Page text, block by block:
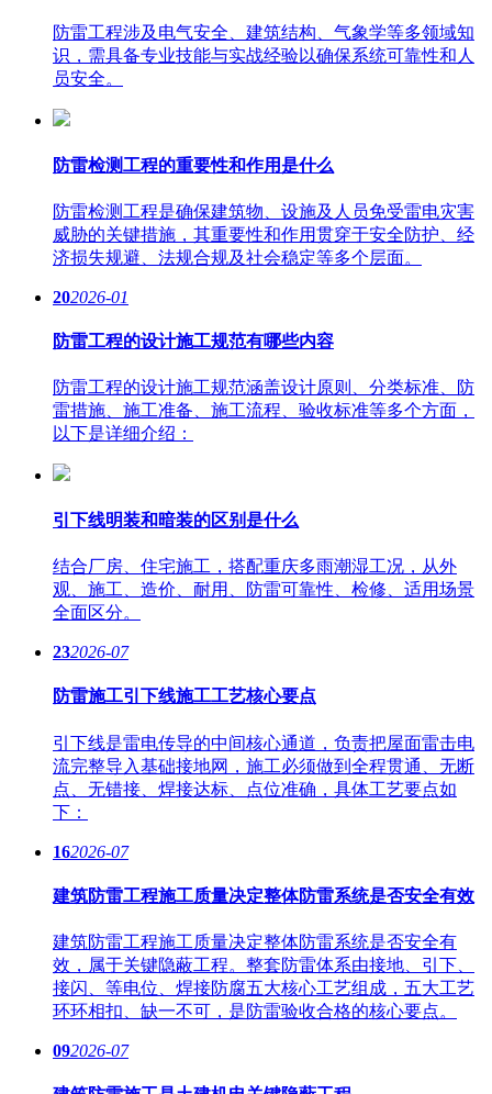
防雷工程涉及电气安全、建筑结构、气象学等多领域知
识，需具备专业技能与实战经验以确保系统可靠性和人
员安全。
防雷检测工程的重要性和作用是什么
防雷检测工程是确保建筑物、设施及人员免受雷电灾害
威胁的关键措施，其重要性和作用贯穿于安全防护、经
济损失规避、法规合规及社会稳定等多个层面。
202026-01
防雷工程的设计施工规范有哪些内容
防雷工程的设计施工规范涵盖设计原则、分类标准、防
雷措施、施工准备、施工流程、验收标准等多个方面，
以下是详细介绍：
引下线明装和暗装的区别是什么
结合厂房、住宅施工，搭配重庆多雨潮湿工况，从外
观、施工、造价、耐用、防雷可靠性、检修、适用场景
全面区分。
232026-07
防雷施工引下线施工工艺核心要点
引下线是雷电传导的中间核心通道，负责把屋面雷击电
流完整导入基础接地网，施工必须做到全程贯通、无断
点、无错接、焊接达标、点位准确，具体工艺要点如
下：
162026-07
建筑防雷工程施工质量决定整体防雷系统是否安全有效
建筑防雷工程施工质量决定整体防雷系统是否安全有
效，属于关键隐蔽工程。整套防雷体系由接地、引下、
接闪、等电位、焊接防腐五大核心工艺组成，五大工艺
环环相扣、缺一不可，是防雷验收合格的核心要点。
092026-07